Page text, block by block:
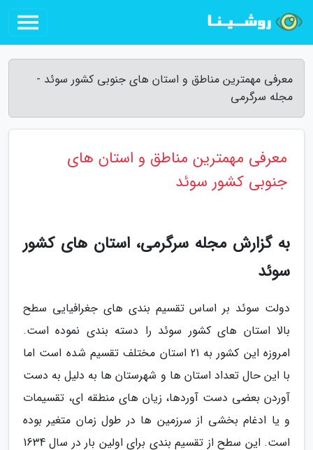
معرفی مهمترین مناطق و استان های جنوبی کشور سوئد -
مجله سرگرمی
معرفی مهمترین مناطق و استان های
جنوبی کشور سوئد
به گزارش مجله سرگرمی، استان های کشور
سوئد
دولت سوئد بر اساس تقسیم بندی های جغرافیایی سطح
بالا استان های کشور سوئد را دسته بندی نموده است.
امروزه این کشور به 21 استان مختلف تقسیم شده است اما
با این حال تعداد استان ها و شهرستان ها به دلیل به دست
آوردن بعضی دست آوردها، زیان های منطقه ای، تقسیمات
و یا ادغام بخشی از سرزمین ها در طول زمان متغیر بوده
است. این سطح از تقسیم بندی برای اولین بار در سال 1634